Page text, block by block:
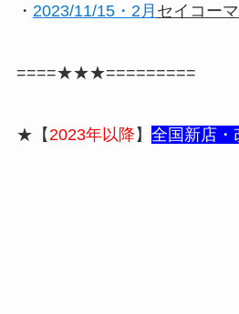
・ 2023/11/15・2月 セイコー
====★★★=========
★【 2023年以降 】 全国新店・